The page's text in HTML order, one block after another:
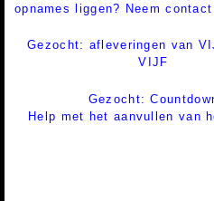
opnames liggen? Neem
Gezocht: afleveringen van
VIJF
Gezocht:
Help met het aanvullen van